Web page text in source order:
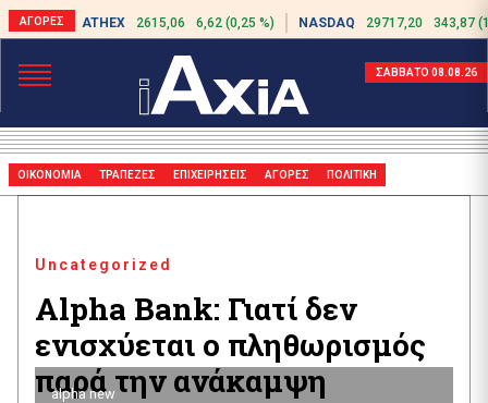
ATHEX 2615,06 6,62 (0,25 %) NASDAQ 29717,20 343,87
ΣΑΒΒΑΤΟ 08.08.26
ΟΙΚΟΝΟΜΙΑ ΤΡΑΠΕΖΕΣ ΕΠΙΧΕΙΡΗΣΕΙΣ ΑΓΟΡΕΣ ΠΟΛΙΤΙΚΗ
Uncategorized
Alpha Bank: Γιατί δεν
ενισχύεται ο πληθωρισμός
παρά την ανάκαμψη
alpha new